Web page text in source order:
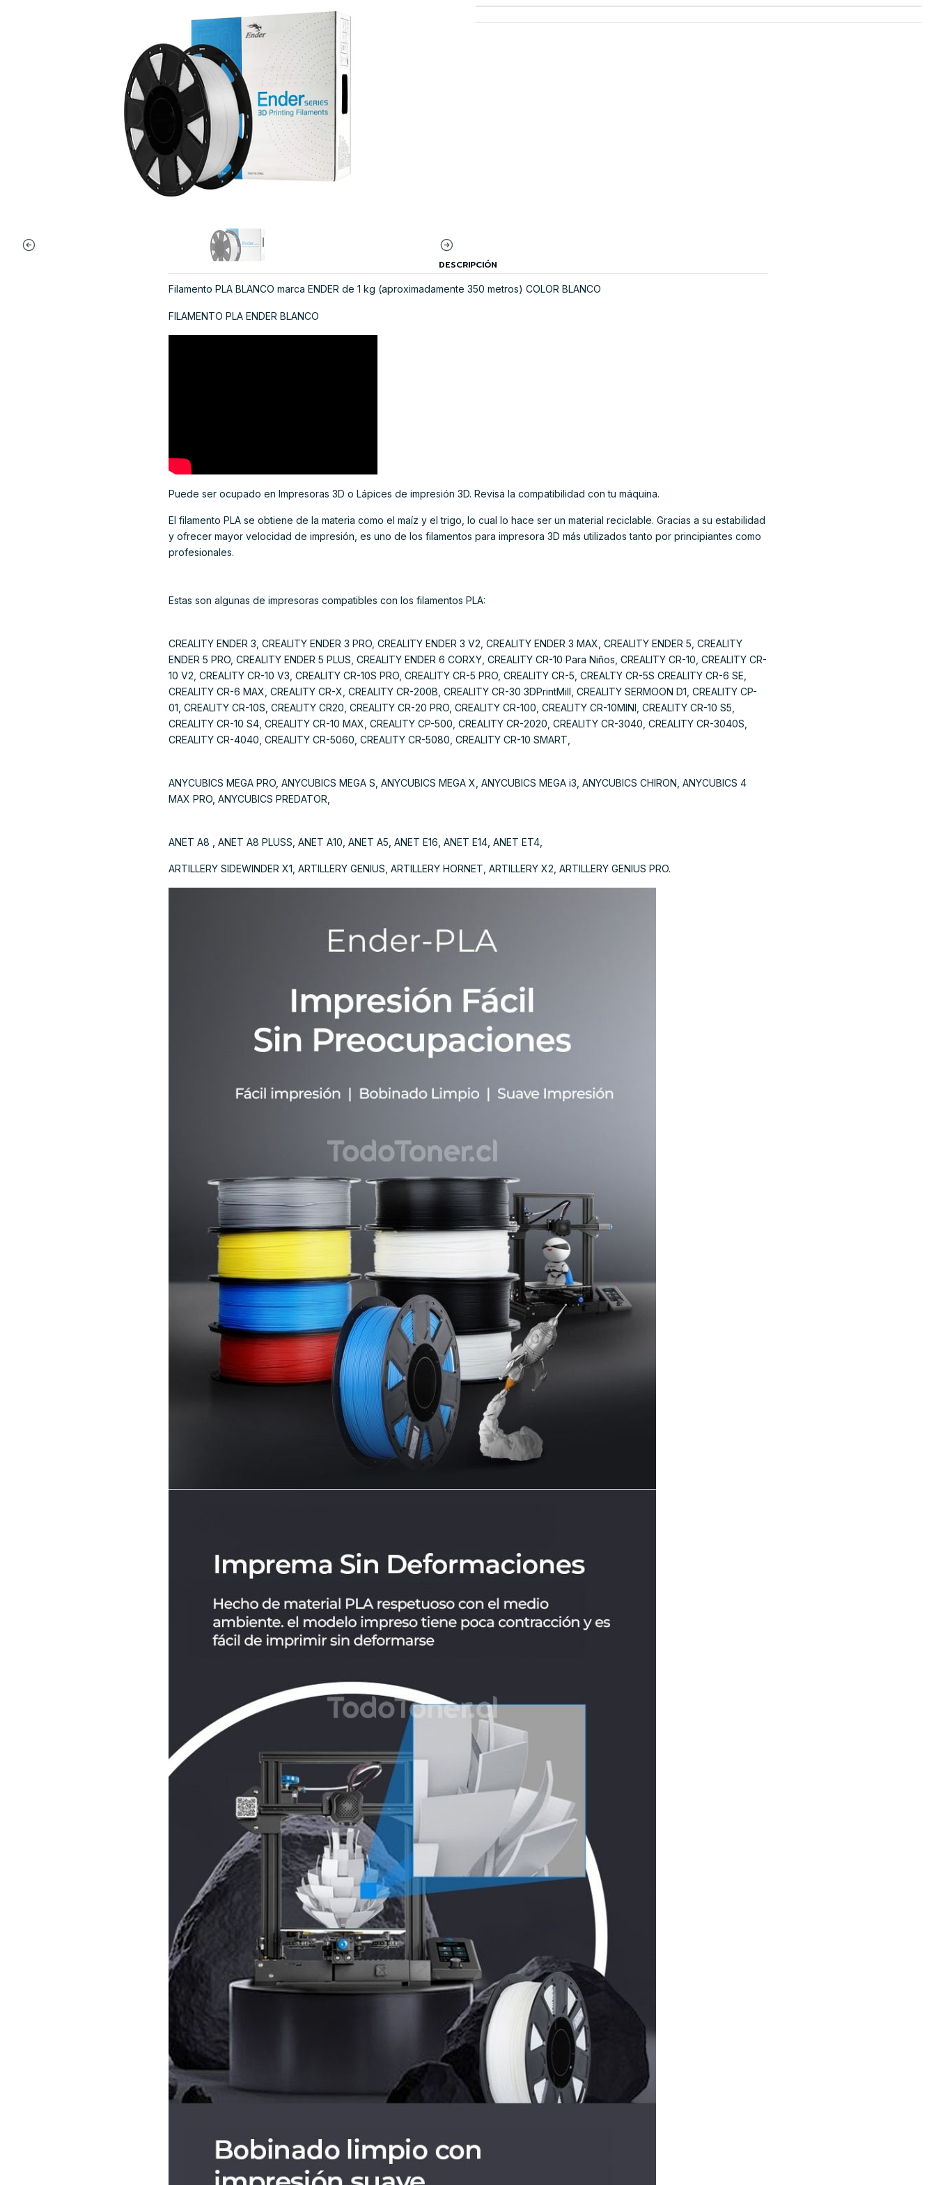
DESCRIPCIÓN
Filamento PLA BLANCO marca ENDER de 1 kg (aproximadamente 350 metros) COLOR BLANCO
FILAMENTO PLA ENDER BLANCO
Puede ser ocupado en Impresoras 3D o Lápices de impresión 3D. Revisa la compatibilidad con tu máquina.
El filamento PLA se obtiene de la materia como el maíz y el trigo, lo cual lo hace ser un material reciclable. Gracias a su estabilidad
y ofrecer mayor velocidad de impresión, es uno de los filamentos para impresora 3D más utilizados tanto por principiantes como
profesionales.
Estas son algunas de impresoras compatibles con los filamentos PLA:
CREALITY ENDER 3, CREALITY ENDER 3 PRO, CREALITY ENDER 3 V2, CREALITY ENDER 3 MAX, CREALITY ENDER 5, CREALITY
ENDER 5 PRO, CREALITY ENDER 5 PLUS, CREALITY ENDER 6 CORXY, CREALITY CR-10 Para Niños, CREALITY CR-10, CREALITY CR-
10 V2, CREALITY CR-10 V3, CREALITY CR-10S PRO, CREALITY CR-5 PRO, CREALITY CR-5, CREALTY CR-5S CREALITY CR-6 SE,
CREALITY CR-6 MAX, CREALITY CR-X, CREALITY CR-200B, CREALITY CR-30 3DPrintMill, CREALITY SERMOON D1, CREALITY CP-
01, CREALITY CR-10S, CREALITY CR20, CREALITY CR-20 PRO, CREALITY CR-100, CREALITY CR-10MINI, CREALITY CR-10 S5,
CREALITY CR-10 S4, CREALITY CR-10 MAX, CREALITY CP-500, CREALITY CR-2020, CREALITY CR-3040, CREALITY CR-3040S,
CREALITY CR-4040, CREALITY CR-5060, CREALITY CR-5080, CREALITY CR-10 SMART,
ANYCUBICS MEGA PRO, ANYCUBICS MEGA S, ANYCUBICS MEGA X, ANYCUBICS MEGA i3, ANYCUBICS CHIRON, ANYCUBICS 4
MAX PRO, ANYCUBICS PREDATOR,
ANET A8 , ANET A8 PLUSS, ANET A10, ANET A5, ANET E16, ANET E14, ANET ET4,
ARTILLERY SIDEWINDER X1, ARTILLERY GENIUS, ARTILLERY HORNET, ARTILLERY X2, ARTILLERY GENIUS PRO.